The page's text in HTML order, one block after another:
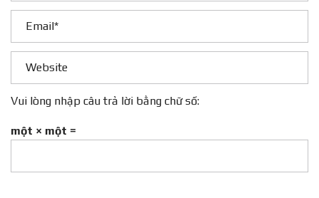
Vui lòng nhập câu trả lời bằng chữ số:
một × một =